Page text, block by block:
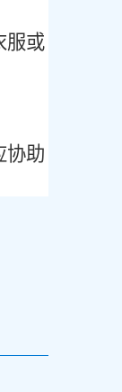
服或
协助